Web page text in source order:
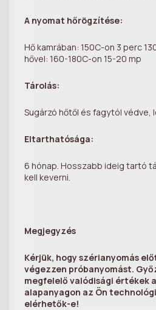
A nyomat hőrögzítése:
Hő kamrában: 150C-on 3 perc
hővel: 160-180C-on 15-20 mp
Tárolás:
Sugárzó hőtől és fagytól védve,
Eltarthatósága:
6 hónap. Hosszabb ideig tartó
kell keverni.
Megjegyzés
Kérjük, hogy szérianyomás
végezzen próbanyomást.
megfelelő valódisági értékek
alapanyagon az Ön
elérhetők-e!